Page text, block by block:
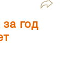
за год